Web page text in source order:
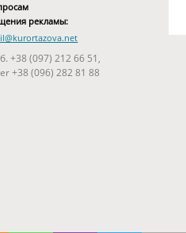
рекламы:
+38 (097) 212 66 51,
+38 (096) 282 81 88